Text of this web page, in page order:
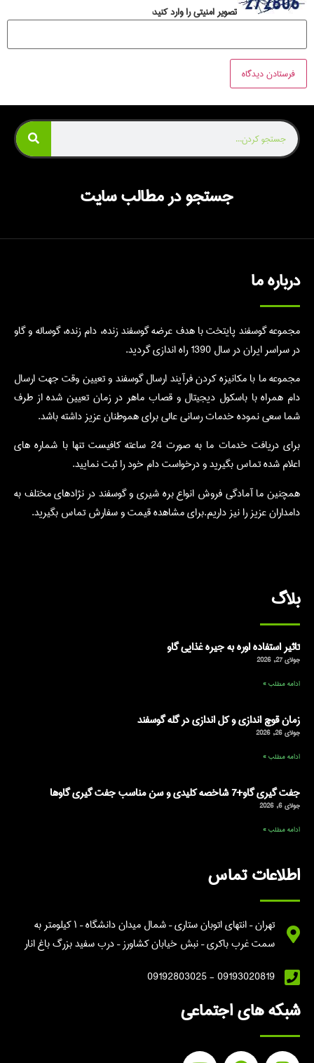
تصویر امنیتی را وارد کنید:
جستجو در مطالب سایت
درباره ما
مجموعه گوسفند پایتخت با هدف عرضه گوسفند زنده، دام زنده، گوساله و گاو
در سراسر ایران در سال 1390 راه اندازی گردید.
مجموعه ما با مکانیزه کردن فرآیند ارسال گوسفند و تعیین وقت جهت ارسال
دام همراه با باسکول دیجیتال و قصاب ماهر در زمان تعیین شده از طرف
شما سعی نموده خدمات رسانی عالی برای هموطنان عزیز داشته باشد.
برای دریافت خدمات ما به صورت 24 ساعته کافیست تنها با شماره های
اعلام شده تماس بگیرید و درخواست دام خود را ثبت نمایید.
همچنین ما آمادگی فروش انواع بره شیری و گوسفند در نژادهای مختلف به
دامداران عزیز را نیز داریم.برای مشاهده قیمت و سفارش تماس بگیرید.
بلاگ
تاثیر استفاده اوره به جیره غذایی گاو
جولای 27, 2026
ادامه مطلب »
زمان قوچ اندازی و کل اندازی در گله گوسفند
جولای 26, 2026
ادامه مطلب »
جفت گیری گاو+7 شاخصه کلیدی و سن مناسب جفت گیری گاوها
جولای 6, 2026
ادامه مطلب »
اطلاعات تماس
تهران – انتهای اتوبان ستاری – شمال میدان دانشگاه – ۱ کیلومتر به
سمت غرب باکری – نبش خیابان کشاورز – درب سفید بزرگ باغ انار
09193020819 - 09192803025
شبکه های اجتماعی